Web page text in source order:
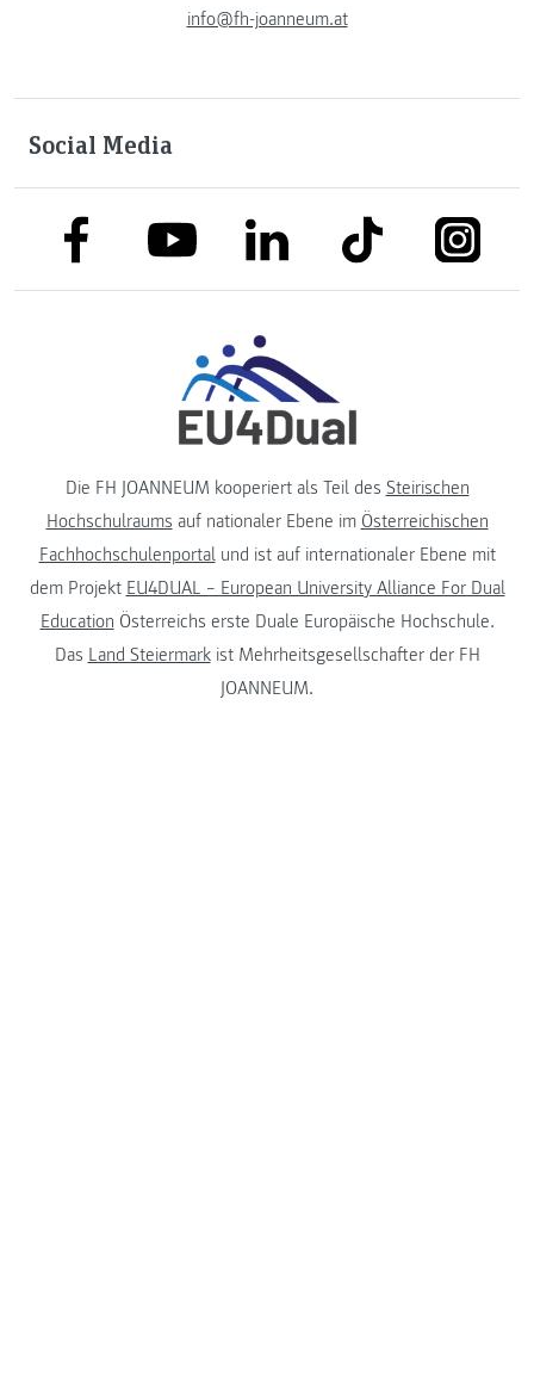
info@fh-joanneum.at
Social Media
link to facebooklink to youtubelink to linkedinlink to tiktok link to
Die FH JOANNEUM kooperiert als Teil des Steirischen
Hochschulraums auf nationaler Ebene im Österreichischen
Fachhochschulenportalund ist auf internationaler Ebene mit
dem Projekt EU4DUAL – European University Alliance For Dual
Education Österreichs erste Duale Europäische Hochschule.
Das Land Steiermarkist Mehrheitsgesellschafter der FH
JOANNEUM.